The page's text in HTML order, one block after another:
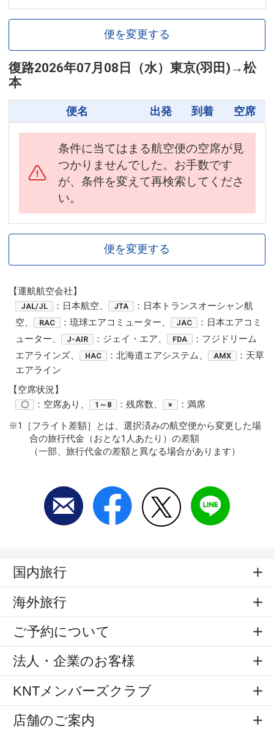
便を変更する
復路2026年07月08日（水） 東京(羽田) →松
本
便名 出発 到着 空席
条件に当てはまる航空便の空席が見
つかりませんでした。お手数です
が、条件を変えて再検索してくださ
い。
便を変更する
【運航航空会社】
JAL/JL ：日本航空、 JTA
：日本トランスオーシャン航
空、
RAC ：琉球エアコミューター、 JAC
：日本エアコミ
ューター、
J-AIR ：ジェイ・エア、 FDA
：フジドリーム
エアラインズ、
HAC ：北海道エアシステム、 AMX
：天草
エアライン
【空席状況】
〇 ：空席あり、 1～8 ：残席数、 ×
：満席
※1［フライト差額］とは、選択済みの航空便から変更した場
合の旅行代金（おとな1人あたり）の差額
（一部、旅行代金の差額と異なる場合があります）
国内旅行
海外旅行
ご予約について
法人・企業のお客様
KNTメンバーズクラブ
店舗のご案内